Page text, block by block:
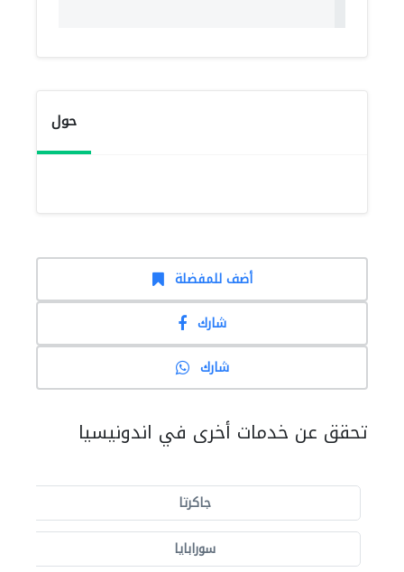
حول
أضف للمفضلة
شارك
شارك
تحقق عن خدمات أخرى في اندونيسيا
جاكرتا
سورابايا